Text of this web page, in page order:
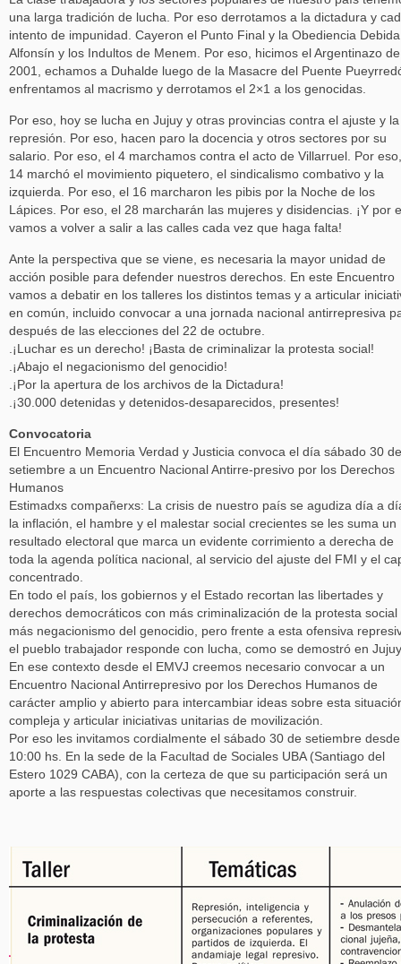
una larga tradición de lucha. Por eso derrotamos a la dictadura y
intento de impunidad. Cayeron el Punto Final y la Obediencia
Alfonsín y los Indultos de Menem. Por eso, hicimos el Argentinazo de
2001, echamos a Duhalde luego de la Masacre del Puente
enfrentamos al macrismo y derrotamos el 2×1 a los genocidas.
Por eso, hoy se lucha en Jujuy y otras provincias contra el ajuste y la
represión. Por eso, hacen paro la docencia y otros sectores por su
salario. Por eso, el 4 marchamos contra el acto de Villarruel. Por
14 marchó el movimiento piquetero, el sindicalismo combativo y la
izquierda. Por eso, el 16 marcharon les pibis por la Noche de los
Lápices. Por eso, el 28 marcharán las mujeres y disidencias. ¡Y por
vamos a volver a salir a las calles cada vez que haga falta!
Ante la perspectiva que se viene, es necesaria la mayor unidad de
acción posible para defender nuestros derechos. En este Encuentro
vamos a debatir en los talleres los distintos temas y a articular
en común, incluido convocar a una jornada nacional antirrepresiva
después de las elecciones del 22 de octubre.
.¡Luchar es un derecho! ¡Basta de criminalizar la protesta social!
.¡Abajo el negacionismo del genocidio!
.¡Por la apertura de los archivos de la Dictadura!
.¡30.000 detenidas y detenidos-desaparecidos, presentes!
Convocatoria
El Encuentro Memoria Verdad y Justicia convoca el día sábado 30 de
setiembre a un Encuentro Nacional Antirre-presivo por los Derechos
Humanos
Estimadxs compañerxs: La crisis de nuestro país se agudiza día a
la inflación, el hambre y el malestar social crecientes se les suma un
resultado electoral que marca un evidente corrimiento a derecha de
toda la agenda política nacional, al servicio del ajuste del FMI y el
concentrado.
En todo el país, los gobiernos y el Estado recortan las libertades y
derechos democráticos con más criminalización de la protesta social
más negacionismo del genocidio, pero frente a esta ofensiva
el pueblo trabajador responde con lucha, como se demostró en
En ese contexto desde el EMVJ creemos necesario convocar a un
Encuentro Nacional Antirrepresivo por los Derechos Humanos de
carácter amplio y abierto para intercambiar ideas sobre esta
compleja y articular iniciativas unitarias de movilización.
Por eso les invitamos cordialmente el sábado 30 de setiembre
10:00 hs. En la sede de la Facultad de Sociales UBA (Santiago del
Estero 1029 CABA), con la certeza de que su participación será un
aporte a las respuestas colectivas que necesitamos construir.